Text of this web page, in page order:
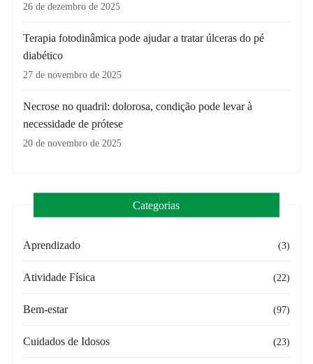
26 de dezembro de 2025
Terapia fotodinâmica pode ajudar a tratar úlceras do pé
diabético
27 de novembro de 2025
Necrose no quadril: dolorosa, condição pode levar à
necessidade de prótese
20 de novembro de 2025
Categorias
Aprendizado (3)
Atividade Física (22)
Bem-estar (97)
Cuidados de Idosos (23)